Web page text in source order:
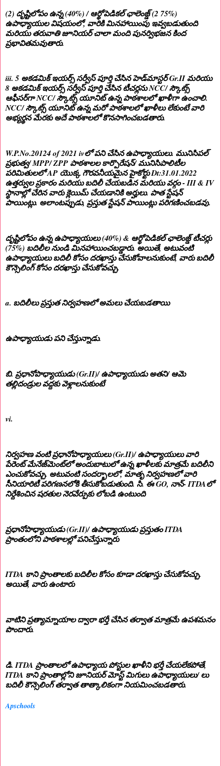
(2) దృష్టిలోపం ఉన్న (40%) / ఆర్థోపెడికల్ ఛాలెంజ్డ్ (2 75%)
ఉపాధ్యాయుల విషయంలో, వారికి మినహాయింపు ఇవ్వబడుతుంది
మరియు తరువాతి జూనియర్ చాలా మంది పునర్విభజన కింద
ప్రభావితమవుతారు.
iii. 5 అకడమిక్ ఇయర్స్ సర్వీస్ పూర్తి చేసిన హెడ్‌మాస్టర్ Gr.II మరియు
8 అకడమిక్ ఇయర్స్ సర్వీస్ పూర్తి చేసిన టీచర్లను NCC/ స్కౌట్స్
ఆఫీసర్‌గా NCC/ స్కౌట్స్ యూనిట్ ఉన్న పాఠశాలలో ఖాళీగా ఉంచాలి.
NCC/ స్కౌట్స్ యూనిట్ ఉన్న మరో పాఠశాలలో ఖాళీలు లేకుంటే వారి
అభ్యర్థన మేరకు అదే పాఠశాలలో కొనసాగించబడతారు.
W.P.No.20124 of 2021 ivలో పని చేసిన ఉపాధ్యాయులు. మునిసిపల్
ప్రభుత్వ/ MPP/ ZPP పాఠశాలల కార్పొరేషన్/ మునిసిపాలిటీల
పరిమితులలో AP యొక్క గౌరవనీయమైన హైకోర్టు Dt:31.01.2022
ఉత్తర్వుల ప్రకారం మరియు బదిలీ చేయబడిన మరియు వర్గం - III & IV
స్థానాల్లో చేరిన వారు క్లెయిమ్ చేయడానికి అర్హులు. పాత స్టేషన్
పాయింట్లు. అలాంటప్పుడు, ప్రస్తుత స్టేషన్ పాయింట్లు పరిగణించబడవు.
దృష్టిలోపం ఉన్న ఉపాధ్యాయులు (40%) & ఆర్థోపెడికల్ ఛాలెంజ్డ్ టీచర్లు
(75%) బదిలీల నుండి మినహాయించబడ్డారు. అయితే, అటువంటి
ఉపాధ్యాయులు బదిలీ కోసం దరఖాస్తు చేసుకోవాలనుకుంటే, వారు బదిలీ
కౌన్సెలింగ్ కోసం దరఖాస్తు చేసుకోవచ్చు.
a. బదిలీలు ప్రస్తుత నిర్వహణలో అమలు చేయబడతాయి
ఉపాధ్యాయుడు పని చేస్తున్నాడు.
బి. ప్రధానోపాధ్యాయుడు (Gr.II)/ ఉపాధ్యాయుడు అతని/ ఆమె
తల్లిదండ్రుల వద్దకు వెళ్లాలనుకుంటే
vi.
నిర్వహణ వంటి ప్రధానోపాధ్యాయులు (Gr.II)/ ఉపాధ్యాయులు వారి
పేరెంట్ మేనేజ్‌మెంట్‌లో అందుబాటులో ఉన్న ఖాళీలకు మాత్రమే బదిలీని
ఎంచుకోవచ్చు. అటువంటి సందర్భాలలో, మాతృ నిర్వహణలో వారి
సీనియారిటీ పరిగణనలోకి తీసుకోబడుతుంది. సి. ఈ GO, నాన్- ITDAలో
నిర్దేశించిన షరతుల నెరవేర్పుకు లోబడి ఉంటుంది
ప్రధానోపాధ్యాయుడు (Gr.II)/ ఉపాధ్యాయుడు ప్రస్తుతం ITDA
ప్రాంతంలోని పాఠశాలల్లో పనిచేస్తున్నారు
ITDA కాని ప్రాంతాలకు బదిలీల కోసం కూడా దరఖాస్తు చేసుకోవచ్చు.
అయితే, వారు ఉంటారు
వాటిని ప్రత్యామ్నాయాల ద్వారా భర్తీ చేసిన తర్వాత మాత్రమే ఉపశమనం
పొందారు.
డి. ITDA ప్రాంతాలలో ఉపాధ్యాయ పోస్టుల ఖాళీని భర్తీ చేయలేకపోతే,
ITDA కాని ప్రాంతాల్లోని జూనియర్ మోస్ట్ మిగులు ఉపాధ్యాయులు/ లు
బదిలీ కౌన్సెలింగ్ తర్వాత తాత్కాలికంగా నియమించబడతారు.
Apschools